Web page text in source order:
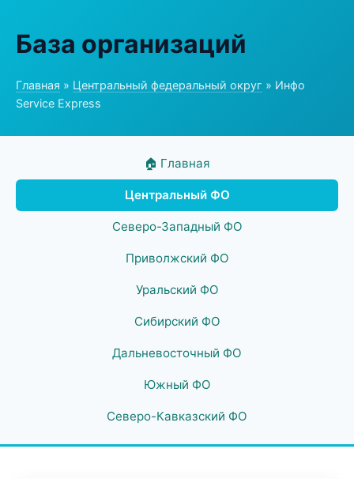
База организаций
Главная » Центральный федеральный округ » Инфо
Service Express
🏠 Главная
Центральный ФО
Северо-Западный ФО
Приволжский ФО
Уральский ФО
Сибирский ФО
Дальневосточный ФО
Южный ФО
Северо-Кавказский ФО